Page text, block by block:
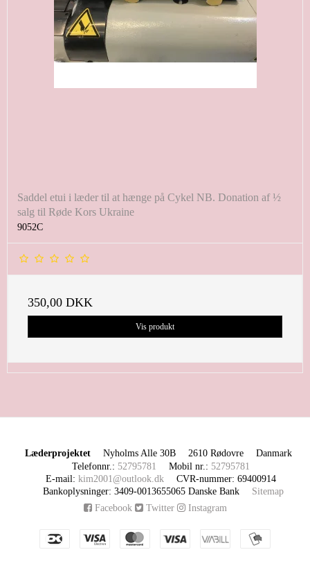
Saddel etui i læder til at hænge på Cykel NB. Donation af ½
salg til Røde Kors Ukraine
9052C
350,00 DKK
Vis produkt
Læderprojektet Nyholms Alle 30B 2610 Rødovre
Danmark
Telefonnr. : 52795781 Mobil nr. : 52795781
E-mail : kim2001@outlook.dk CVR-nummer: 69400914
Bankoplysninger: 3409-0013655065 Danske Bank
Sitemap
Facebook
Twitter Instagram